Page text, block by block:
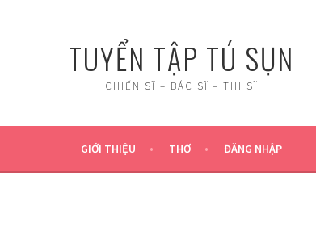
TUYỂN TẬP TÚ SỤN
CHIẾN SĨ – BÁC SĨ – THI SĨ
GIỚI THIỆU THƠ ĐĂNG NHẬP